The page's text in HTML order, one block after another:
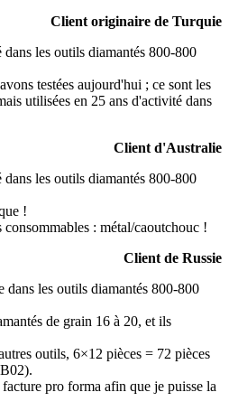
Client originaire de Turquie
testées aujourd'hui ; ce sont les
utilisées en 25 ans d'activité dans
Client d'Australie
!
: métal/caoutchouc !
Client de Russie
de grain 16 à 20, et ils
outils, 6×12 pièces = 72 pièces
pro forma afin que je puisse la